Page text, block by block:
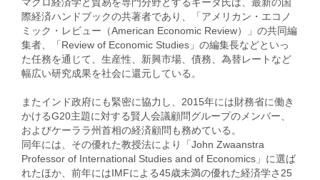
際経済ハンドブックの共著者であり、「アメリカン・エコノ
ミック・レビュー（American Economic Review）」の共同編
集者、「Review of Economic Studies」の編集長などといっ
た任務を通じて、生産性、新興市場、債務、為替レートなど
幅広い研究成果を社会に還元している。
またインド政府にも緊密に協力し、2015年には財務省に働き
かけるG20主題に対する賢人会議顧問グループのメンバー、
およびケーララ州首相の経済顧問も務めている。
同年には、その優れた教授法により「John Zwaanstra
Professor of International Studies and of Economics」に選ば
れたほか、前年にはIMFによる45歳未満の優れた経済学さ25